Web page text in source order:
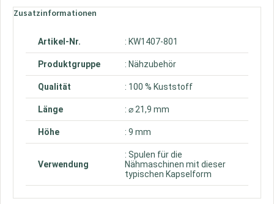
Zusatzinformationen
Artikel-Nr. : KW1407-801
Produktgruppe : Nähzubehör
Qualität : 100 % Kuststoff
Länge : ⌀ 21,9 mm
Höhe : 9 mm
Verwendung
: Spulen für die
Nähmaschinen mit dieser
typischen Kapselform